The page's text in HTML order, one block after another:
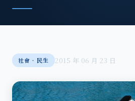
社會‧民生 2015 年 06 月 23 日